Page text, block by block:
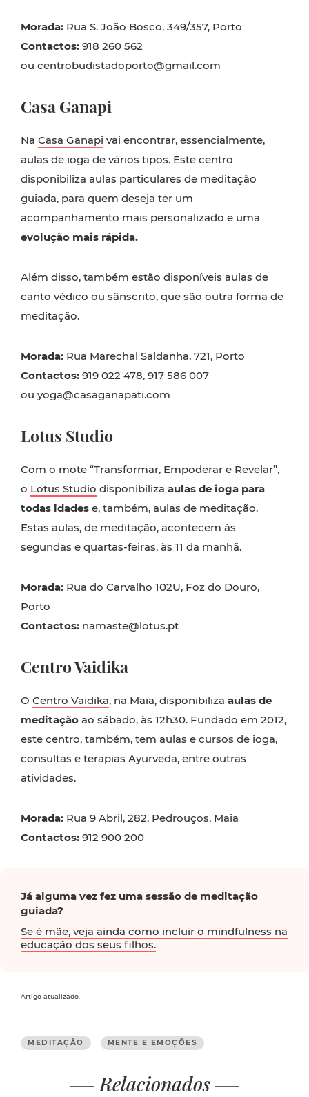
Morada: Rua S. João Bosco, 349/357, Porto
Contactos: 918 260 562
ou centrobudistadoporto@gmail.com
Casa Ganapi
Na Casa Ganapi vai encontrar, essencialmente,
aulas de ioga de vários tipos. Este centro
disponibiliza aulas particulares de meditação
guiada, para quem deseja ter um
acompanhamento mais personalizado e uma
evolução mais rápida.
Além disso, também estão disponíveis aulas de
canto védico ou sânscrito, que são outra forma de
meditação.
Morada: Rua Marechal Saldanha, 721, Porto
Contactos: 919 022 478, 917 586 007
ou yoga@casaganapati.com
Lotus Studio
Com o mote “Transformar, Empoderar e Revelar”,
o Lotus Studio disponibiliza aulas de ioga para
todas idades e, também, aulas de meditação.
Estas aulas, de meditação, acontecem às
segundas e quartas-feiras, às 11 da manhã.
Morada: Rua do Carvalho 102U, Foz do Douro,
Porto
Contactos: namaste@lotus.pt
Centro Vaidika
O Centro Vaidika, na Maia, disponibiliza aulas de
meditação ao sábado, às 12h30. Fundado em 2012,
este centro, também, tem aulas e cursos de ioga,
consultas e terapias Ayurveda, entre outras
atividades.
Morada: Rua 9 Abril, 282, Pedrouços, Maia
Contactos: 912 900 200
Já alguma vez fez uma sessão de meditação
guiada?
Se é mãe, veja ainda como incluir o mindfulness na
educação dos seus filhos.
Artigo atualizado.
MEDITAÇÃO MENTE E EMOÇÕES
Relacionados